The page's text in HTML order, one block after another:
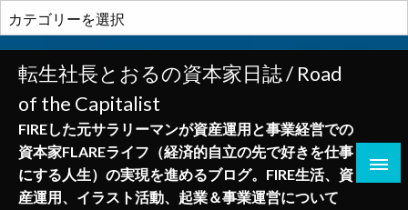
ン
テ
テ
転生社長とおるの資本家日誌 / Road
of the Capitalist
FIREした元サラリーマンが資産運用と事業経営での
資本家FLAREライフ（経済的自立の先で好きを仕事
にする人生）の実現を進めるブログ。FIRE生活、資
産運用、イラスト活動、起業＆事業運営について